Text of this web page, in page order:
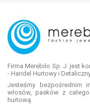
Firma Merebilo Sp. J. jest
- Handel Hurtowy i
Jesteśmy bezpośrednim
włosów, pasków z
hurtową.